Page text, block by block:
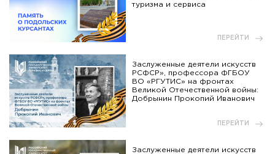
туризма и сервиса
ПЕРЕЙТИ
Заслуженные деятели искусств
РСФСР», профессора ФГБОУ
ВО «РГУТИС» на фронтах
Великой Отечественной войны:
Добрынин Прокопий Иванович
ПЕРЕЙТИ
Заслуженные деятели искусств